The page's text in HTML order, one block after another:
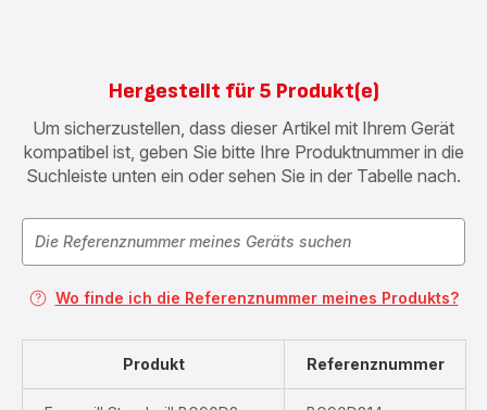
Hergestellt für 5 Produkt(e)
Um sicherzustellen, dass dieser Artikel mit Ihrem Gerät
kompatibel ist, geben Sie bitte Ihre Produktnummer in die
Suchleiste unten ein oder sehen Sie in der Tabelle nach.
Wo finde ich die Referenznummer meines Produkts?
Produkt Referenznummer